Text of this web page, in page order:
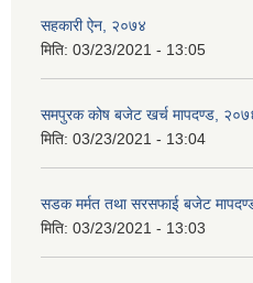
सहकारी ऐन, २०७४
मिति: 03/23/2021 - 13:05
समपुरक कोष बजेट खर्च मापदण्ड,
मिति: 03/23/2021 - 13:04
सडक मर्मत तथा सरसफाई बजेट
मिति: 03/23/2021 - 13:03